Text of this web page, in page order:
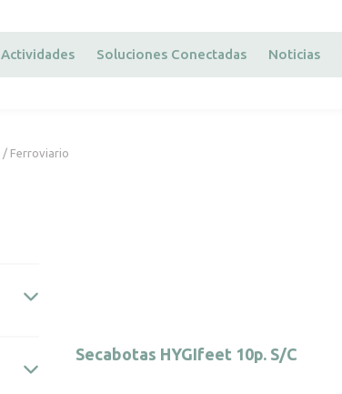
Actividades Soluciones Conectadas Noticias
/ Ferroviario
Secabotas HYGIfeet 10p. S/C